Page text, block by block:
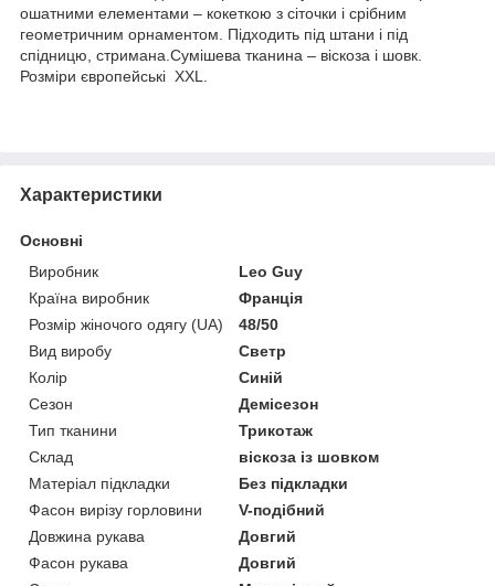
ошатними елементами – кокеткою з сіточки і срібним
геометричним орнаментом. Підходить під штани і під
спідницю, стримана.Сумішева тканина – віскоза і шовк.
Розміри європейські XXL.
Характеристики
Основні
Виробник
Leo Guy
Країна виробник
Франція
Розмір жіночого одягу (UA)
48/50
Вид виробу
Светр
Колір
Синій
Сезон
Демісезон
Тип тканини
Трикотаж
Склад
віскоза із шовком
Матеріал підкладки
Без підкладки
Фасон вирізу горловини
V-подібний
Довжина рукава
Довгий
Фасон рукава
Довгий